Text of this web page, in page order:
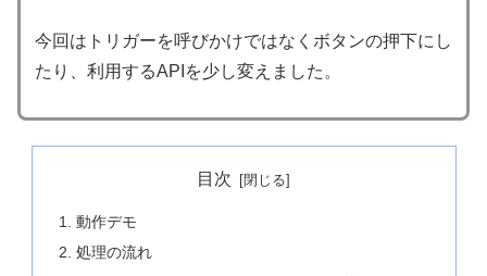
今回はトリガーを呼びかけではなくボタンの押下にし
たり、利用するAPIを少し変えました。
目次
動作デモ
処理の流れ